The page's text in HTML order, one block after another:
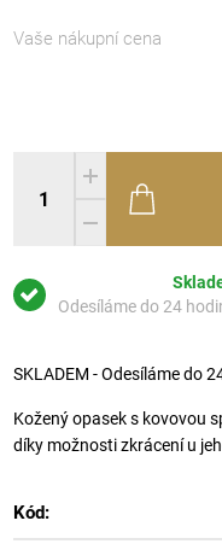
Vaše nákupní cena
Odesíláme do 24
SKLADEM - Odesíláme do
Kožený opasek s kovovou
díky možnosti zkrácení u
Kód: